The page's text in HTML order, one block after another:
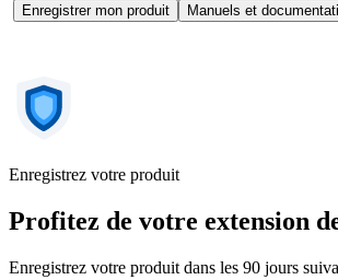
Enregistrer mon produit Manuels et
Enregistrez votre produit
Profitez de votre extension
Enregistrez votre produit dans les 90 jours